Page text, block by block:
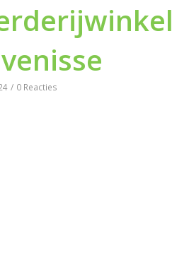
/ 0 Reacties